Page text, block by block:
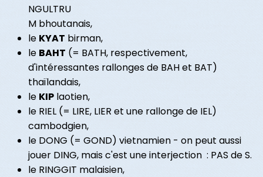
NGULTRU
M bhoutanais,
le KYAT birman,
le BAHT (= BATH, respectivement,
d'intéressantes rallonges de BAH et BAT)
thaïlandais,
le KIP laotien,
le RIEL (= LIRE, LIER et une rallonge de IEL)
cambodgien,
le DONG (= GOND) vietnamien - on peut aussi
jouer DING, mais c'est une interjection : PAS de S.
le RINGGIT malaisien,